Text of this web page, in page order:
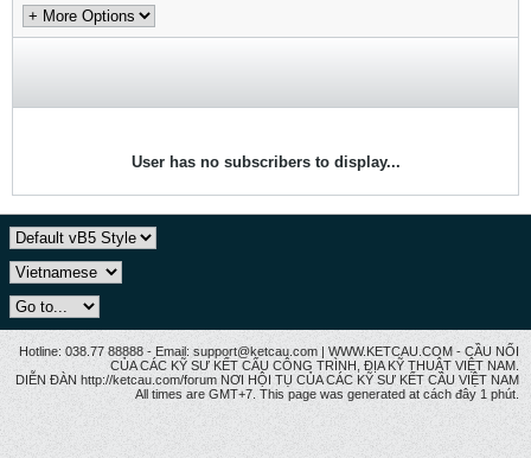
User has no subscribers to display...
Hotline: 038.77 88888 - Email: support@ketcau.com | WWW.KETCAU.COM - CẦU NỐI
CỦA CÁC KỸ SƯ KẾT CẤU CÔNG TRÌNH, ĐỊA KỸ THUẬT VIỆT NAM.
DIỄN ĐÀN http://ketcau.com/forum NƠI HỘI TỤ CỦA CÁC KỸ SƯ KẾT CÂU VIỆT NAM
All times are GMT+7. This page was generated at cách đây 1 phút.